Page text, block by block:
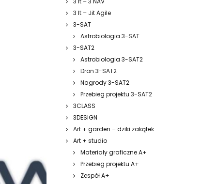
3 It – Jit Agile
3-SAT
Astrobiologia 3-SAT
3-SAT2
Astrobiologia 3-SAT2
Dron 3-SAT2
Nagrody 3-SAT2
Przebieg projektu 3-SAT2
3CLASS
3DESIGN
Art + garden – dziki zakątek
Art + studio
Materiały graficzne A+
Przebieg projektu A+
Zespół A+